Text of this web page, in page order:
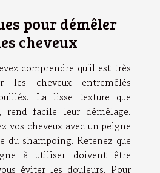
pour démêler
cheveux
comprendre qu'il est très
les cheveux entremêlés
La lisse texture que
rend facile leur démêlage.
vos cheveux avec un peigne
du shampoing. Retenez que
à utiliser doivent être
éviter les douleurs. Pour